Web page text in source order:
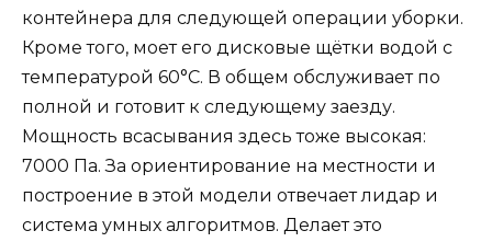
контейнера для следующей операции уборки.
Кроме того, моет его дисковые щётки водой с
температурой 60°С. В общем обслуживает по
полной и готовит к следующему заезду.
Мощность всасывания здесь тоже высокая:
7000 Па. За ориентирование на местности и
построение в этой модели отвечает лидар и
система умных алгоритмов. Делает это